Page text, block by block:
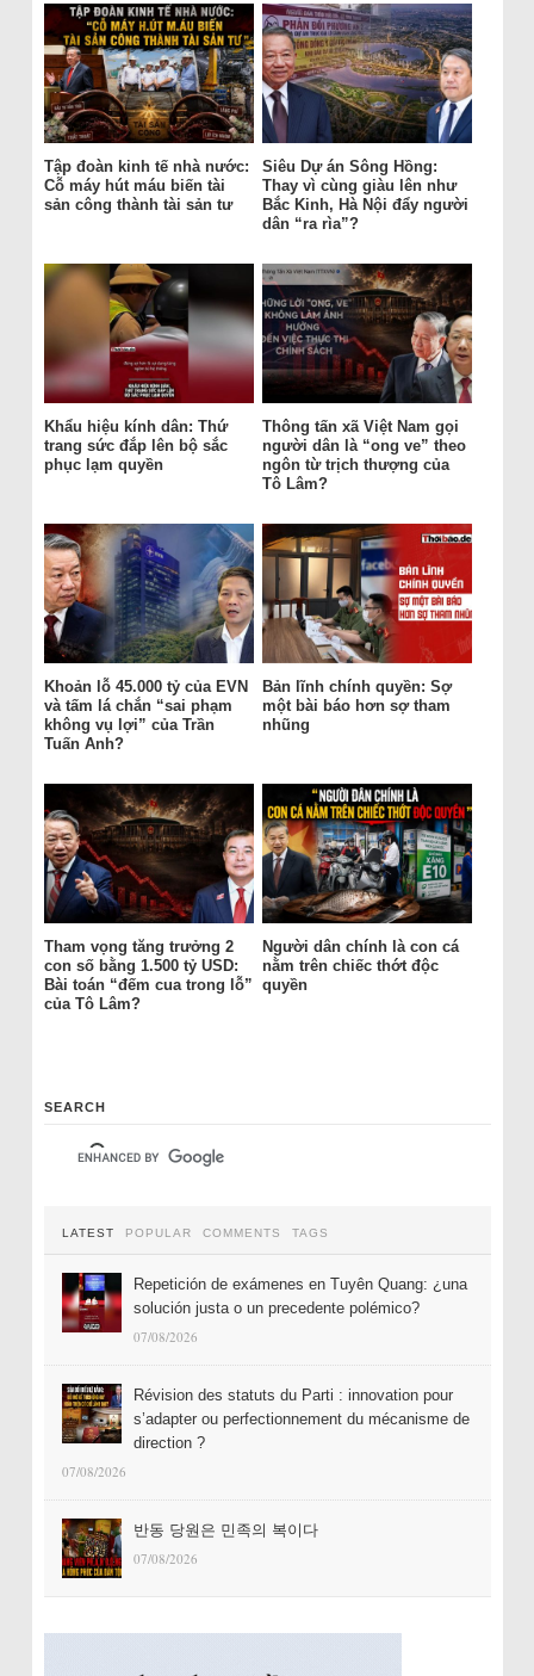
Tập đoàn kinh tế nhà nước:
Cỗ máy hút máu biến tài
sản công thành tài sản tư
Siêu Dự án Sông Hồng:
Thay vì cùng giàu lên như
Bắc Kinh, Hà Nội đẩy người
dân “ra rìa”?
Khẩu hiệu kính dân: Thứ
trang sức đắp lên bộ sắc
phục lạm quyền
Thông tấn xã Việt Nam gọi
người dân là “ong ve” theo
ngôn từ trịch thượng của
Tô Lâm?
Khoản lỗ 45.000 tỷ của EVN
và tấm lá chắn “sai phạm
không vụ lợi” của Trần
Tuấn Anh?
Bản lĩnh chính quyền: Sợ
một bài báo hơn sợ tham
nhũng
Tham vọng tăng trưởng 2
con số bằng 1.500 tỷ USD:
Bài toán “đếm cua trong lỗ”
của Tô Lâm?
Người dân chính là con cá
nằm trên chiếc thớt độc
quyền
SEARCH
LATEST POPULAR COMMENTS TAGS
Repetición de exámenes en Tuyên Quang: ¿una
solución justa o un precedente polémico?
07/08/2026
Révision des statuts du Parti : innovation pour
s’adapter ou perfectionnement du mécanisme de
direction ?
07/08/2026
반동 당원은 민족의 복이다
07/08/2026